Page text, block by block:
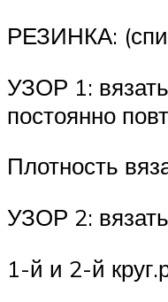
РЕЗИНКА:
УЗОР 1:
постоянно
Плотность
УЗОР 2:
1-й и 2-й